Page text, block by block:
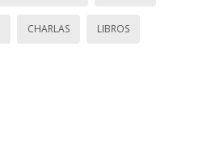
CHARLAS LIBROS